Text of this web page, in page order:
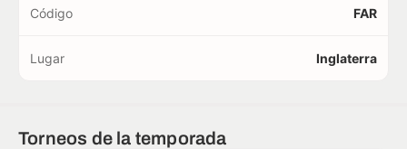
Código FAR
Lugar Inglaterra
Torneos de la temporada